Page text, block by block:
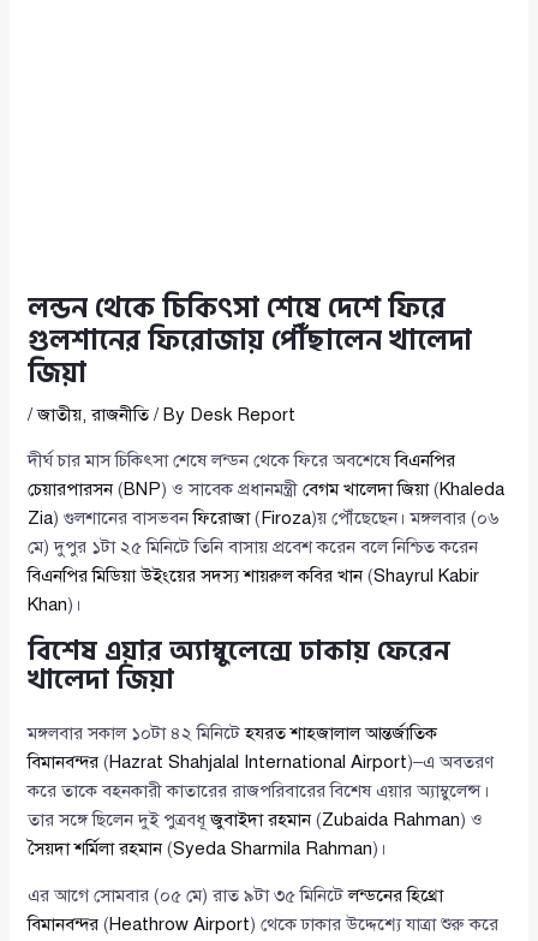
লন্ডন থেকে চিকিৎসা শেষে দেশে ফিরে
গুলশানের ফিরোজায় পৌঁছালেন খালেদা
জিয়া
/জাতীয়,রাজনীতি/ By Desk Report
দীর্ঘ চার মাস চিকিৎসা শেষে লন্ডন থেকে ফিরে অবশেষেবিএনপির
চেয়ারপারসন(BNP) ও সাবেক প্রধানমন্ত্রীবেগম খালেদা জিয়া(Khaleda
Zia) গুলশানের বাসভবনফিরোজা(Firoza)য় পৌঁছেছেন। মঙ্গলবার (০৬
মে) দুপুর ১টা ২৫ মিনিটে তিনি বাসায় প্রবেশ করেন বলে নিশ্চিত করেন
বিএনপির মিডিয়া উইংয়ের সদস্য শায়রুল কবির খান(Shayrul Kabir
Khan)।
বিশেষ এয়ার অ্যাম্বুলেন্সে ঢাকায় ফেরেন
খালেদা জিয়া
মঙ্গলবার সকাল ১০টা ৪২ মিনিটেহযরত শাহজালাল আন্তর্জাতিক
বিমানবন্দর (Hazrat Shahjalal International Airport)–এ অবতরণ
করে তাকে বহনকারী কাতারের রাজপরিবারের বিশেষ এয়ার অ্যাম্বুলেন্স।
তার সঙ্গে ছিলেন দুই পুত্রবধূজুবাইদা রহমান(Zubaida Rahman) ও
সৈয়দা শর্মিলা রহমান(Syeda Sharmila Rahman)।
এর আগে সোমবার (০৫ মে) রাত ৯টা ৩৫ মিনিটেলন্ডনের হিথ্রো
বিমানবন্দর (Heathrow Airport) থেকে ঢাকার উদ্দেশ্যে যাত্রা শুরু করে